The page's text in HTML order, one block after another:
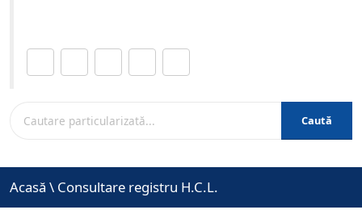
Caută
Acasă \ Consultare registru H.C.L.